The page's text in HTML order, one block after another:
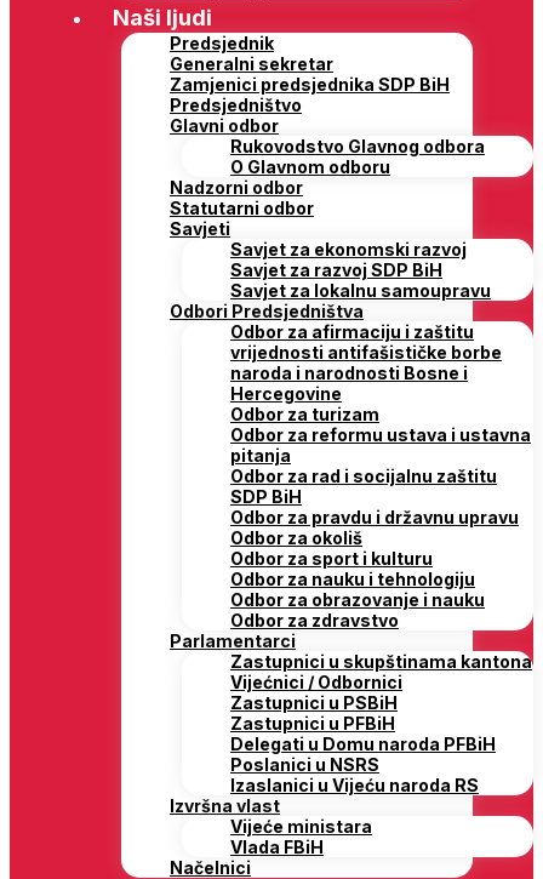
Naši ljudi
Predsjednik
Generalni sekretar
Zamjenici predsjednika SDP BiH
Predsjedništvo
Glavni odbor
Rukovodstvo Glavnog odbora
O Glavnom odboru
Nadzorni odbor
Statutarni odbor
Savjeti
Savjet za ekonomski razvoj
Savjet za razvoj SDP BiH
Savjet za lokalnu samoupravu
Odbori Predsjedništva
Odbor za afirmaciju i zaštitu
vrijednosti antifašističke borbe
naroda i narodnosti Bosne i
Hercegovine
Odbor za turizam
Odbor za reformu ustava i ustavna
pitanja
Odbor za rad i socijalnu zaštitu
SDP BiH
Odbor za pravdu i državnu upravu
Odbor za okoliš
Odbor za sport i kulturu
Odbor za nauku i tehnologiju
Odbor za obrazovanje i nauku
Odbor za zdravstvo
Parlamentarci
Zastupnici u skupštinama kantona
Vijećnici / Odbornici
Zastupnici u PSBiH
Zastupnici u PFBiH
Delegati u Domu naroda PFBiH
Poslanici u NSRS
Izaslanici u Vijeću naroda RS
Izvršna vlast
Vijeće ministara
Vlada FBiH
Načelnici